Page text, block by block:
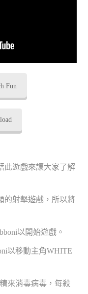
Fun
此遊戲來讓大家了解
的射擊遊戲，所以將
以開始遊戲。
以移動主角WHITE
來消毒病毒，每殺